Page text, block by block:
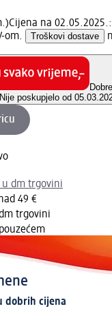
Cijena na
om.
Troškovi dostave
Nije poskupjelo od
u dm trgovini
49 €
trgovini
dobrih cijena